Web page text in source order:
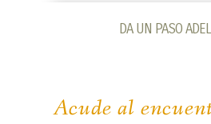
DA UN PASO
Acude al